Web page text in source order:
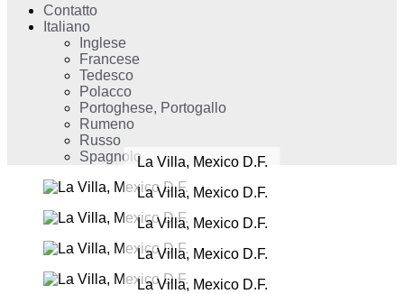
Contatto
Italiano
Inglese
Francese
Tedesco
Polacco
Portoghese, Portogallo
Rumeno
Russo
SpagnoloLa Villa, Mexico D.F.
La Villa, Mexico D.F.
La Villa, Mexico D.F.
La Villa, Mexico D.F.
La Villa, Mexico D.F.